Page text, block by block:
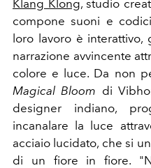
Klang Klong,studio
compone suoni e
loro lavoro è interattivo,
narrazione avvincente
colore e luce. Da non
Magical Bloom di
designer indiano,
incanalare la luce
acciaio lucidato, che si
di un fiore in fiore.